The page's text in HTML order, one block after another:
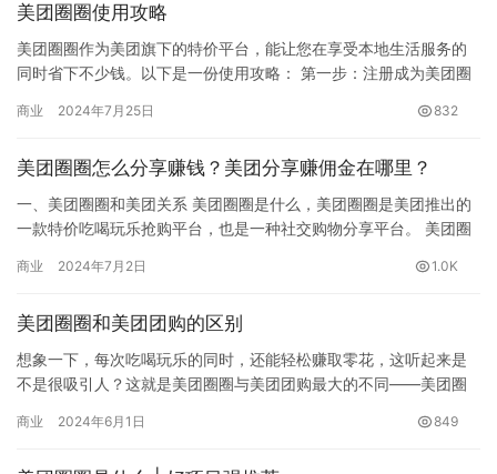
美团圈圈使用攻略
美团圈圈作为美团旗下的特价平台，能让您在享受本地生活服务的
同时省下不少钱。以下是一份使用攻略： 第一步：注册成为美团圈
人…
商业 2024年7月25日 832
美团圈圈怎么分享赚钱？美团分享赚佣金在哪里？
一、美团圈圈和美团关系 美团圈圈是什么，美团圈圈是美团推出的
一款特价吃喝玩乐抢购平台，也是一种社交购物分享平台。 美团圈
方…
商业 2024年7月2日 1.0K
美团圈圈和美团团购的区别
想象一下，每次吃喝玩乐的同时，还能轻松赚取零花，这听起来是
不是很吸引人？这就是美团圈圈与美团团购最大的不同——美团圈
式。作为…
商业 2024年6月1日 849